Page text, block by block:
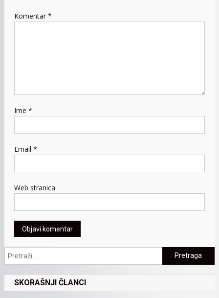
Komentar *
Ime *
Email *
Web stranica
Pretraga:
SKORAŠNJI ČLANCI